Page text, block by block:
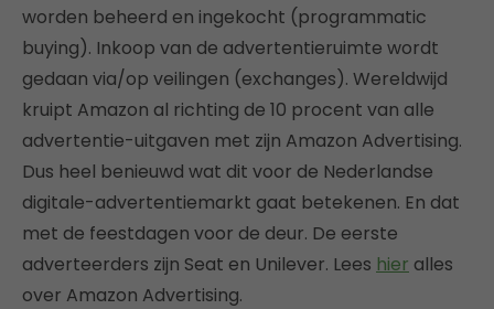
worden beheerd en ingekocht (programmatic
buying). Inkoop van de advertentieruimte wordt
gedaan via/op veilingen (exchanges). Wereldwijd
kruipt Amazon al richting de 10 procent van alle
advertentie-uitgaven met zijn Amazon Advertising.
Dus heel benieuwd wat dit voor de Nederlandse
digitale-advertentiemarkt gaat betekenen. En dat
met de feestdagen voor de deur. De eerste
adverteerders zijn Seat en Unilever. Lees hier alles
over Amazon Advertising.